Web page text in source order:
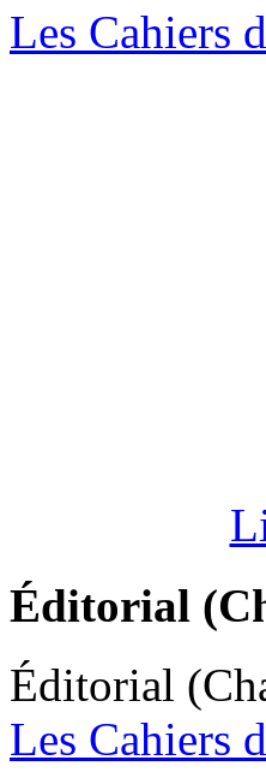
Les Cahiers
Éditorial
Éditorial
Les Cahiers